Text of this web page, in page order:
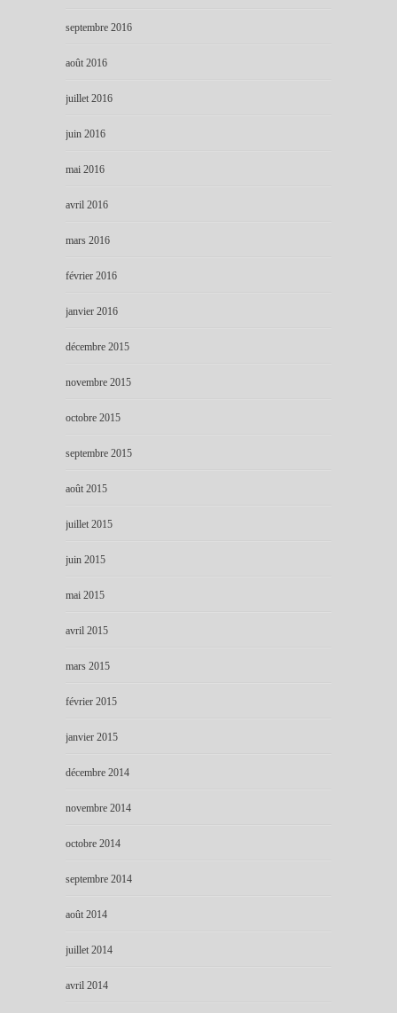
septembre 2016
août 2016
juillet 2016
juin 2016
mai 2016
avril 2016
mars 2016
février 2016
janvier 2016
décembre 2015
novembre 2015
octobre 2015
septembre 2015
août 2015
juillet 2015
juin 2015
mai 2015
avril 2015
mars 2015
février 2015
janvier 2015
décembre 2014
novembre 2014
octobre 2014
septembre 2014
août 2014
juillet 2014
avril 2014